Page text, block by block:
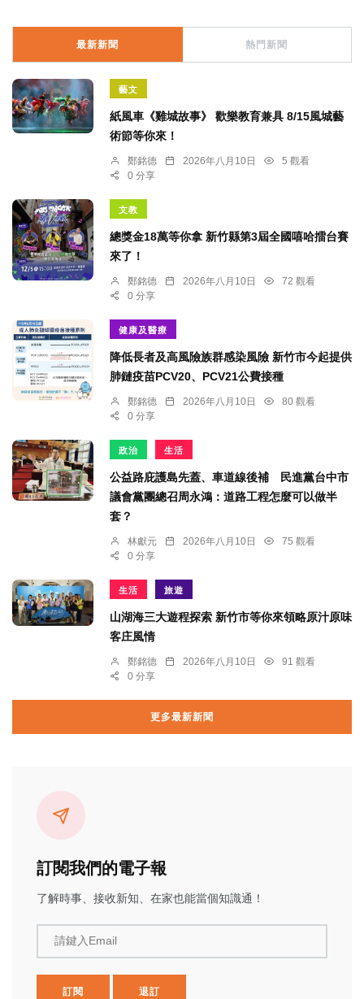
最新新聞 熱門新聞
藝文
紙風車《雞城故事》 歡樂教育兼具 8/15風城藝
術節等你來！
鄭銘德 2026年八月10日
5 觀看
0 分享
文教
總獎金18萬等你拿 新竹縣第3屆全國嘻哈擂台賽
來了！
鄭銘德 2026年八月10日
72 觀看
0 分享
健康及醫療
降低長者及高風險族群感染風險 新竹市今起提供
肺鏈疫苗PCV20、PCV21公費接種
鄭銘德 2026年八月10日
80 觀看
0 分享
政治 生活
公益路庇護島先蓋、車道線後補 民進黨台中市
議會黨團總召周永鴻：道路工程怎麼可以做半
套？
林獻元 2026年八月10日
75 觀看
0 分享
生活 旅遊
山湖海三大遊程探索 新竹市等你來領略原汁原味
客庄風情
鄭銘德 2026年八月10日
91 觀看
0 分享
更多最新新聞
訂閱我們的電子報
了解時事、接收新知、在家也能當個知識通！
請鍵入Email
訂閱 退訂